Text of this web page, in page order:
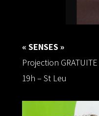
« SENSES »
Projection
19h – St Leu